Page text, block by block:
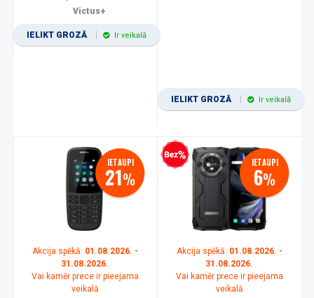
Victus+
IELIKT GROZĀ Ir veikalā
IELIKT GROZĀ Ir veikalā
IETAUPI
21%
Akcija spēkā: 01.08.2026. -
31.08.2026.
Vai kamēr prece ir pieejama
veikalā
Bezprocentu kredīts IETAUPI
6%
Akcija spēkā: 01.08.2026. -
31.08.2026.
Vai kamēr prece ir pieejama
veikalā